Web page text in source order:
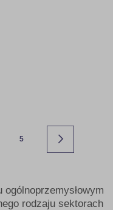
Strona
5
ogólnoprzemysłowym
rodzaju sektorach